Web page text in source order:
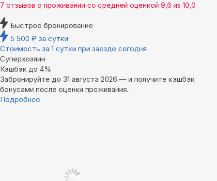
7 отзывов о проживании со средней оценкой 9,6 из 10,0
Быстрое бронирование
5 500 ₽ за сутки
Стоимость за 1 сутки при заезде сегодня
Суперхозяин
Кэшбэк до 4%
Забронируйте до 31 августа 2026 — и получите кэшбэк
бонусами после оценки проживания.
Подробнее